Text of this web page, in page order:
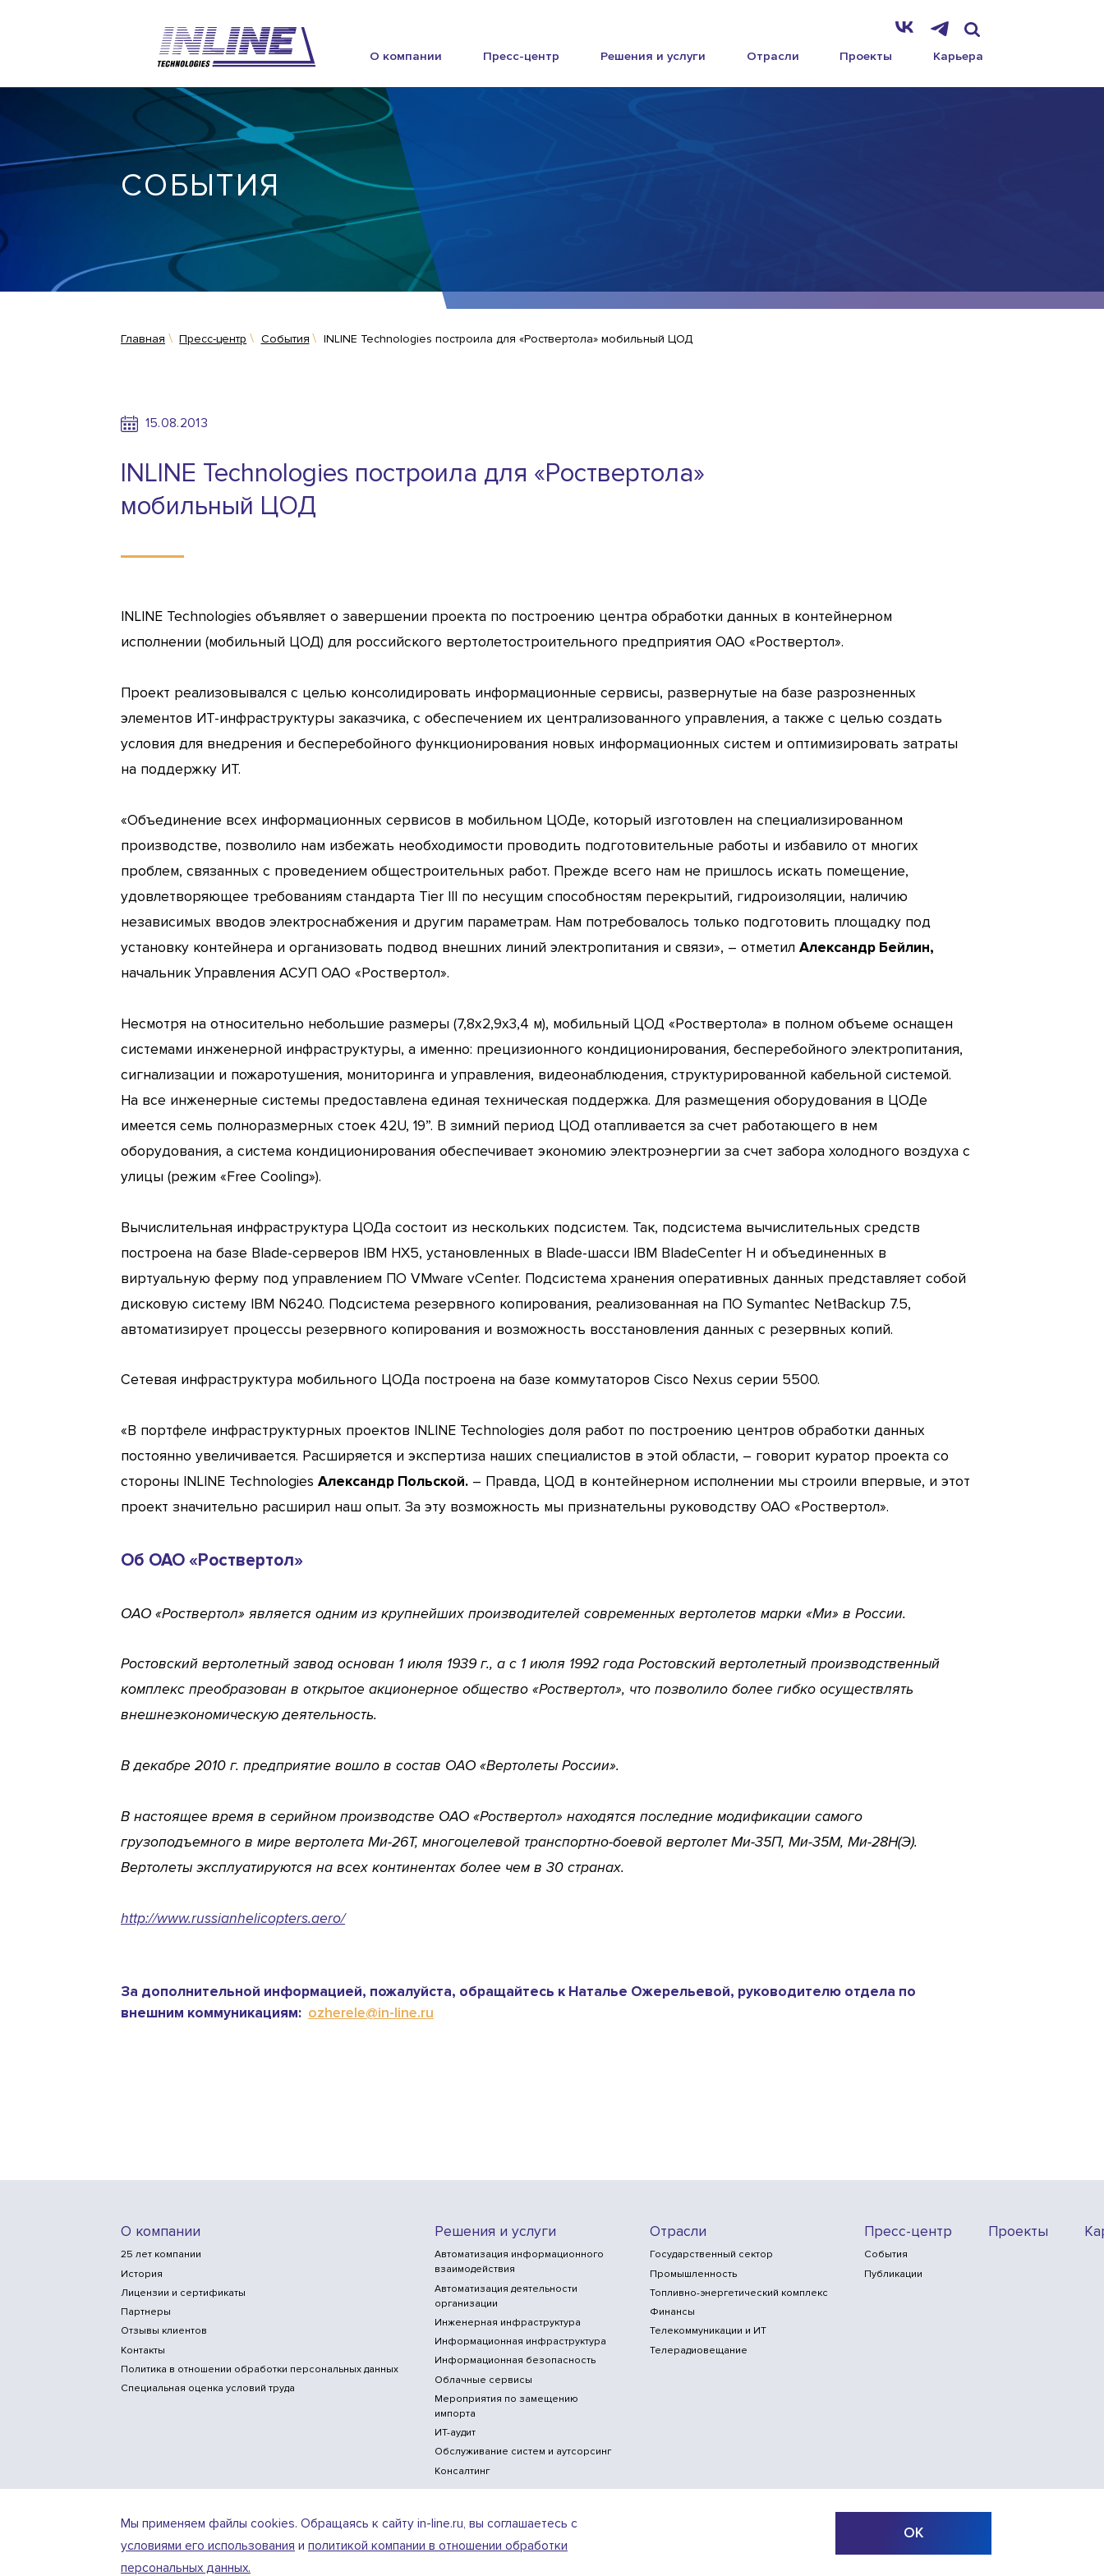
О компании Пресс-центр Решения и услуги Отрасли Проекты Карьера
СОБЫТИЯ
Главная Пресс-центр События INLINE Technologies построила для «Роствертола» мобильный ЦОД
15.08.2013
INLINE Technologies построила для «Роствертола»
мобильный ЦОД
INLINE Technologies объявляет о завершении проекта по построению центра обработки данных в контейнерном
исполнении (мобильный ЦОД) для российского вертолетостроительного предприятия ОАО «Роствертол».
Проект реализовывался с целью консолидировать информационные сервисы, развернутые на базе разрозненных
элементов ИТ-инфраструктуры заказчика, с обеспечением их централизованного управления, а также с целью создать
условия для внедрения и бесперебойного функционирования новых информационных систем и оптимизировать затраты
на поддержку ИТ.
«Объединение всех информационных сервисов в мобильном ЦОДе, который изготовлен на специализированном
производстве, позволило нам избежать необходимости проводить подготовительные работы и избавило от многих
проблем, связанных с проведением общестроительных работ. Прежде всего нам не пришлось искать помещение,
удовлетворяющее требованиям стандарта Tier III по несущим способностям перекрытий, гидроизоляции, наличию
независимых вводов электроснабжения и другим параметрам. Нам потребовалось только подготовить площадку под
установку контейнера и организовать подвод внешних линий электропитания и связи», – отметил Александр Бейлин,
начальник Управления АСУП ОАО «Роствертол».
Несмотря на относительно небольшие размеры (7,8x2,9x3,4 м), мобильный ЦОД «Роствертола» в полном объеме оснащен
системами инженерной инфраструктуры, а именно: прецизионного кондиционирования, бесперебойного электропитания,
сигнализации и пожаротушения, мониторинга и управления, видеонаблюдения, структурированной кабельной системой.
На все инженерные системы предоставлена единая техническая поддержка. Для размещения оборудования в ЦОДе
имеется семь полноразмерных стоек 42U, 19”. В зимний период ЦОД отапливается за счет работающего в нем
оборудования, а система кондиционирования обеспечивает экономию электроэнергии за счет забора холодного воздуха с
улицы (режим «Free Cooling»).
Вычислительная инфраструктура ЦОДа состоит из нескольких подсистем. Так, подсистема вычислительных средств
построена на базе Blade-серверов IBM HX5, установленных в Blade-шасси IBM BladeCenter H и объединенных в
виртуальную ферму под управлением ПО VMware vCenter. Подсистема хранения оперативных данных представляет собой
дисковую систему IBM N6240. Подсистема резервного копирования, реализованная на ПО Symantec NetBackup 7.5,
автоматизирует процессы резервного копирования и возможность восстановления данных с резервных копий.
Сетевая инфраструктура мобильного ЦОДа построена на базе коммутаторов Cisco Nexus серии 5500.
«В портфеле инфраструктурных проектов INLINE Technologies доля работ по построению центров обработки данных
постоянно увеличивается. Расширяется и экспертиза наших специалистов в этой области, – говорит куратор проекта со
стороны INLINE Technologies Александр Польской. – Правда, ЦОД в контейнерном исполнении мы строили впервые, и этот
проект значительно расширил наш опыт. За эту возможность мы признательны руководству ОАО «Роствертол».
Об ОАО «Роствертол»
ОАО «Роствертол» является одним из крупнейших производителей современных вертолетов марки «Ми» в России.
Ростовский вертолетный завод основан 1 июля 1939 г., а с 1 июля 1992 года Ростовский вертолетный производственный
комплекс преобразован в открытое акционерное общество «Роствертол», что позволило более гибко осуществлять
внешнеэкономическую деятельность.
В декабре 2010 г. предприятие вошло в состав ОАО «Вертолеты России».
В настоящее время в серийном производстве ОАО «Роствертол» находятся последние модификации самого
грузоподъемного в мире вертолета Ми-26Т, многоцелевой транспортно-боевой вертолет Ми-35П, Ми-35М, Ми-28Н(Э).
Вертолеты эксплуатируются на всех континентах более чем в 30 странах.
http://www.russianhelicopters.aero/
За дополнительной информацией, пожалуйста, обращайтесь к Наталье Ожерельевой, руководителю отдела по
внешним коммуникациям: ozherele@in-line.ru
О компании
25 лет компании
История
Лицензии и сертификаты
Партнеры
Отзывы клиентов
Контакты
Политика в отношении обработки персональных данных
Специальная оценка условий труда
Решения и услуги
Автоматизация информационного
взаимодействия
Автоматизация деятельности
организации
Инженерная инфраструктура
Информационная инфраструктура
Информационная безопасность
Облачные сервисы
Мероприятия по замещению
импорта
ИТ-аудит
Обслуживание систем и аутсорсинг
Консалтинг
Отрасли
Государственный сектор
Промышленность
Топливно-энергетический комплекс
Финансы
Телекоммуникации и ИТ
Телерадиовещание
Пресс-центр
События
Публикации
Проекты
Design
by
Мы применяем файлы cookies. Обращаясь к сайту in-line.ru, вы соглашаетесь с
условиями его использования и политикой компании в отношении обработки
персональных данных.
ОК